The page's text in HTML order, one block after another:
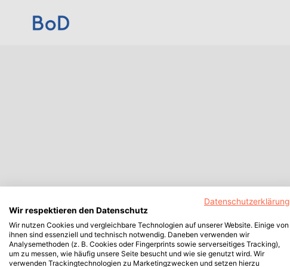
Datenschutzerklärung
Wir respektieren den Datenschutz
Wir nutzen Cookies und vergleichbare Technologien auf unserer Website. Einige von
ihnen sind essenziell und technisch notwendig. Daneben verwenden wir
Analysemethoden (z. B. Cookies oder Fingerprints sowie serverseitiges Tracking),
um zu messen, wie häufig unsere Seite besucht und wie sie genutzt wird. Wir
verwenden Trackingtechnologien zu Marketingzwecken und setzen hierzu